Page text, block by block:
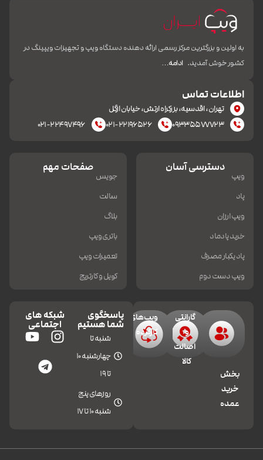
به اولین و بزرگترین مرکز رسمی ارائه دهنده دستگاه ویپ و تجهیزات ویپینگ در
کشور خوش آمدید. ادامه…
اطلاعات تماس
تهران، اقدسیه، بزرکراه ارتش، خیابان ازگل
۰۹۳۳۵۵۷۷۷۲۳
۰۲۱-۲۲۱۹۶۵۲۶ ۰۲۱-۲۲۴۹۷۴۹۶
دسترسی آسان
ویپ
پاد
ویپ ارزان
خرید پادماد
پاد یکبار مصرف
ویپ دست دوم
صفحات مهم
جویس
سالت
بلاگ
باتری ویپ
تعمیرات ویپ
کویل و کارتریج
بخش
خرید
عمده
گارانتی
و
اصالت
کالا
ویپ‌های
کارکرده
پاسخگوی
شما هستیم
شنبه تا
چهارشنبه 10
تا 19
روزهای پنج
شنبه 10 تا 17
شبکه های
اجتماعی